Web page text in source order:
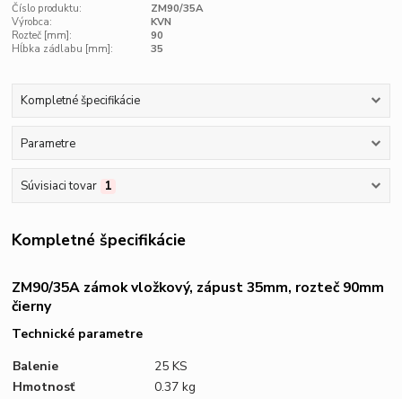
Číslo produktu:
ZM90/35A
Výrobca:
KVN
Rozteč [mm]:
90
Hĺbka zádlabu [mm]:
35
Kompletné špecifikácie
Parametre
Súvisiaci tovar 1
Kompletné špecifikácie
ZM90/35A zámok vložkový, zápust 35mm, rozteč 90mm
čierny
Technické parametre
Balenie
25 KS
Hmotnosť
0.37 kg